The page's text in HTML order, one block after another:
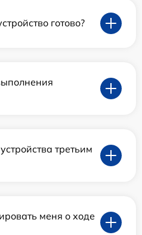
готово?
третьим
меня о ходе